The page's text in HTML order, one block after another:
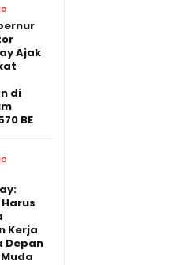
Ajak
di
BE
Kerja
Depan